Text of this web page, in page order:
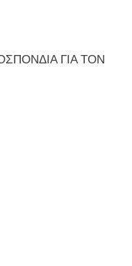
ΓΙΑ ΤΟΝ